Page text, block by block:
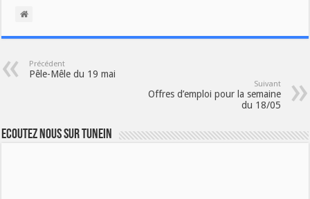
Précédent
Pêle-Mêle du 19 mai
Suivant
Offres d’emploi pour la semaine
du 18/05
Ecoutez nous sur TuneIn